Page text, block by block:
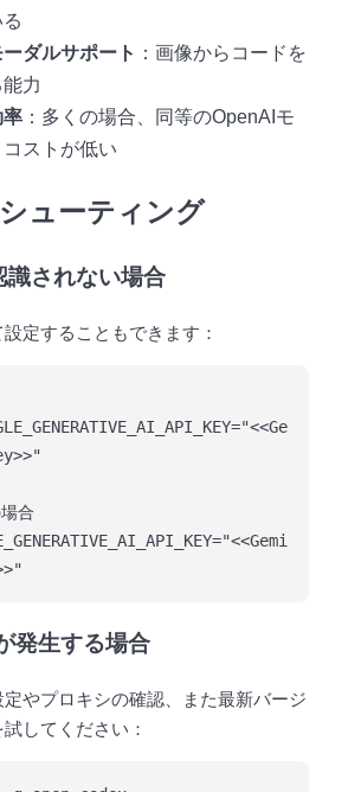
ダルサポート ：画像からコードを
力
率 ：多くの場合、同等のOpenAIモ
ストが低い
ューティング
識されない場合
定することもできます：
合
発生する場合
やプロキシの確認、また最新バージ
してください：